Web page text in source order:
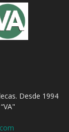
Desde 1994